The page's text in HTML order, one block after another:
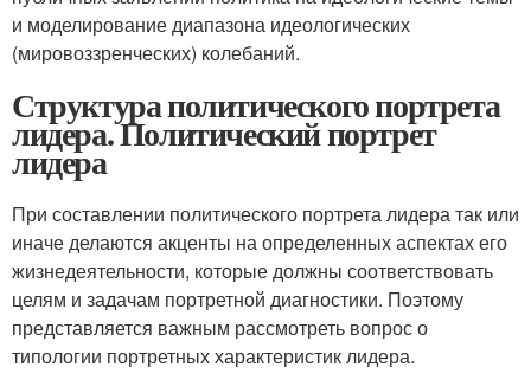
и моделирование диапазона идеологических
(мировоззренческих) колебаний.
Структура политического портрета
лидера. Политический портрет
лидера
При составлении политического портрета лидера так или
иначе делаются акценты на определенных аспектах его
жизнедеятельности, которые должны соответствовать
целям и задачам портретной диагностики. Поэтому
представляется важным рассмотреть вопрос о
типологии портретных характеристик лидера.